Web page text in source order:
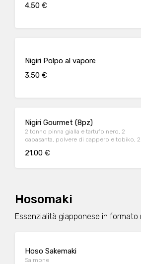
4.50 €
Nigiri Polpo al vapore
3.50 €
Nigiri Gourmet (8pz)
2 tonno pinna gialla e tartufo nero, 2
capasanta, polvere di cappero e tobiko, 2
gambero, uova di lompo e kizami
21.00 €
Hosomaki
Essenzialità giapponese in formato
Hoso Sakemaki
Salmone